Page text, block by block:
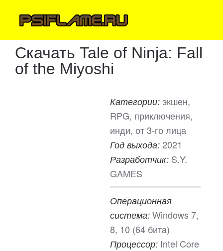
Скачать Tale of Ninja: Fall
of the Miyoshi
Категории: экшен,
RPG, приключения,
инди, от 3-го лица
Год выхода: 2021
Разработчик: S.Y.
GAMES
Операционная
система: Windows 7,
8, 10 (64 бита)
Процессор: Intel Core